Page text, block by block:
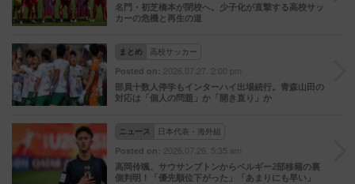
名門・初芝橋本が閉校へ。少子化が直撃する高校サッ
カーの危機と再生の道
まとめ 高校サッカー
Posted on: 2026.07.27. 2:00 pm
部員十数人停学もインターハイ出場続行。青森山田の
対応は「個人の問題」か「開き直り」か
ニュース 日本代表・海外組
Posted on: 2026.07.26. 5:35 am
高岡伶颯、サウサンプトンからベルギー2部移籍の裏
側判明！「優先順位下がった」「あまりにも早い」